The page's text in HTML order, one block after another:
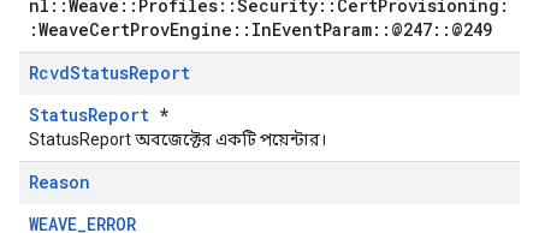
nl::Weave::Profiles::Security::CertProvisioning:
:WeaveCertProvEngine::InEventParam::@247::@249
RcvdStatusReport
StatusReport *
StatusReport অবজেক্টের একটি পয়েন্টার।
Reason
WEAVE_ERROR